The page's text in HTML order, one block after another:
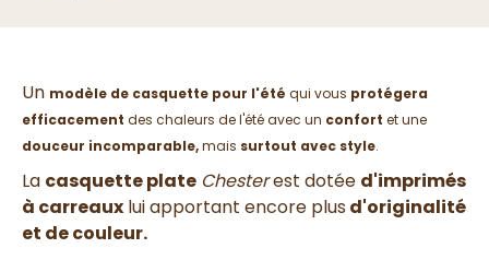
Un modèle de casquette pour l'été qui vous protégera
efficacement des chaleurs de l'étéavec un confort et une
douceur incomparable,mais surtout avec style.
La casquette plate Chesterest dotée d'imprimés
à carreaux lui apportant encore plusd'originalité
et de couleur.